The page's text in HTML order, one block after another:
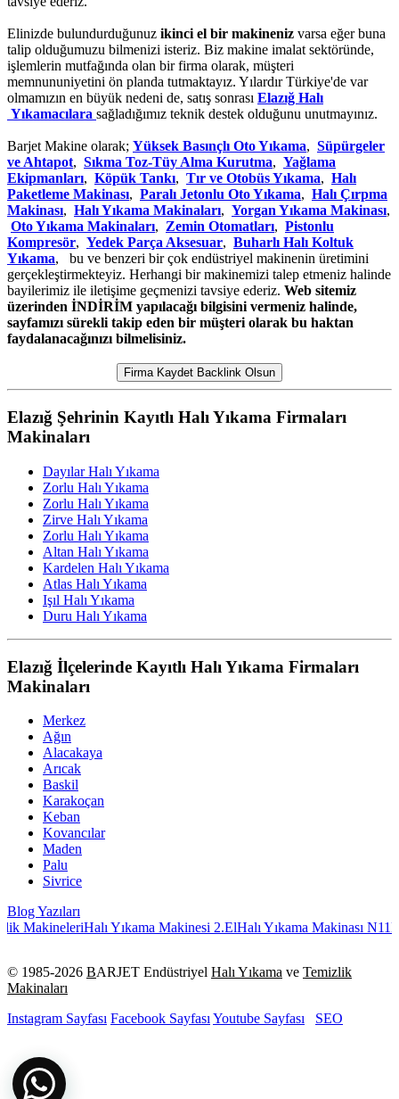
Elinizde bulundurduğunuz ikinci el bir makineniz varsa eğer buna
talip olduğumuzu bilmenizi isteriz. Biz makine imalat sektöründe,
işlemlerin mutfağında olan bir firma olarak, müşteri
memnununiyetini ön planda tutmaktayız. Yılardır Türkiye'de var
olmamızın en büyük nedeni de, satış sonrası Elazığ Halı
Yıkamacılara sağladığımız teknik destek olduğunu unutmayınız.
Barjet Makine olarak; Yüksek Basınçlı Oto Yıkama, Süpürgeler
ve Ahtapot, Sıkma Toz-Tüy Alma Kurutma, Yağlama
Ekipmanları, Köpük Tankı, Tır ve Otobüs Yıkama, Halı
Paketleme Makinası, Paralı Jetonlu Oto Yıkama, Halı Çırpma
Makinası, Halı Yıkama Makinaları, Yorgan Yıkama Makinası,
Oto Yıkama Makinaları, Zemin Otomatları, Pistonlu
Kompresör, Yedek Parça Aksesuar, Buharlı Halı Koltuk
Yıkama, bu ve benzeri bir çok endüstriyel makinenin üretimini
gerçekleştirmekteyiz. Herhangi bir makinemizi talep etmeniz halinde
bayilerimiz ile iletişime geçmenizi tavsiye ederiz. Web sitemiz
üzerinden İNDİRİM yapılacağı bilgisini vermeniz halinde,
sayfamızı sürekli takip eden bir müşteri olarak bu haktan
faydalanacağınızı bilmelisiniz.
Firma Kaydet Backlink Olsun
Elazığ Şehrinin Kayıtlı Halı Yıkama Firmaları
Makinaları
Dayılar Halı Yıkama
Zorlu Halı Yıkama
Zorlu Halı Yıkama
Zirve Halı Yıkama
Zorlu Halı Yıkama
Altan Halı Yıkama
Kardelen Halı Yıkama
Atlas Halı Yıkama
Işıl Halı Yıkama
Duru Halı Yıkama
Elazığ İlçelerinde Kayıtlı Halı Yıkama Firmaları
Makinaları
Merkez
Ağın
Alacakaya
Arıcak
Baskil
Karakoçan
Keban
Kovancılar
Maden
Palu
Sivrice
Blog Yazıları
MakineleriHalı Yıkama Makinesi 2.ElHalı Yıkama Makinası N11
© 1985-2026 BARJET Endüstriyel Halı Yıkama ve Temizlik
Makinaları
Instagram Sayfası Facebook Sayfası Youtube Sayfası SEO